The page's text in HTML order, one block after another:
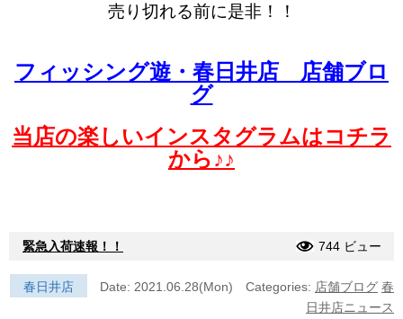
売り切れる前に是非！！
フィッシング遊・春日井店 店舗ブロ
グ
当店の楽しいインスタグラムはコチラ
から♪♪
緊急入荷速報！！ 744 ビュー
春日井店 Date: 2021.06.28(Mon) Categories: 店舗ブログ 春
日井店ニュース